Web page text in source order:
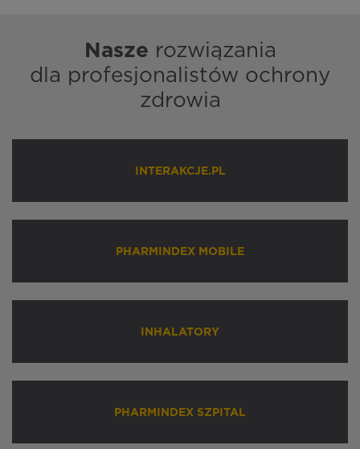
Nasze rozwiązania
dla profesjonalistów ochrony
zdrowia
INTERAKCJE.PL
PHARMINDEX MOBILE
INHALATORY
PHARMINDEX SZPITAL